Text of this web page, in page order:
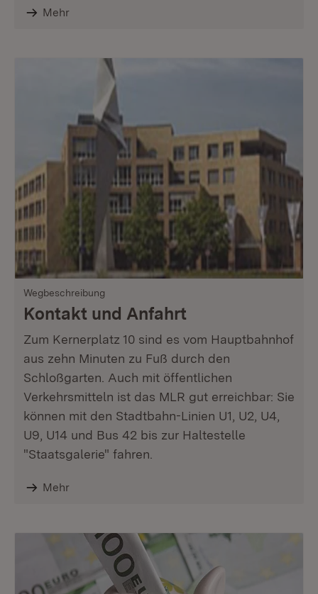
Mehr
Wegbeschreibung
Kontakt und Anfahrt
Zum Kernerplatz 10 sind es vom Hauptbahnhof
aus zehn Minuten zu Fuß durch den
Schloßgarten. Auch mit öffentlichen
Verkehrsmitteln ist das MLR gut erreichbar: Sie
können mit den Stadtbahn-Linien U1, U2, U4,
U9, U14 und Bus 42 bis zur Haltestelle
"Staatsgalerie" fahren.
Mehr